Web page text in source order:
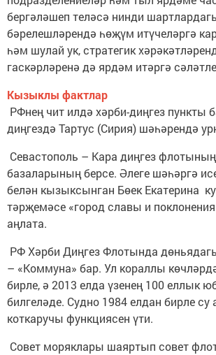
бергәләшеп теләсә нинди
бәрелешләрендә һөҗүм итүчеләргә
һәм шулай ук, стратегик
гаскәрләренә дә ярдәм итәргә
Кызыклы фактлар
РФнең чит илдә хәрби-диңгез пункты
диңгездә Тартус (Сирия) шәһәрендә
Севастополь – Кара диңгез
базаларының берсе. Әлеге шәһәргә
белән кызыксынган Бөек Екатерина
тәрҗемәсе «город славы и
аңлата.
РФ Хәрби Диңгез Флотында
– «Коммуна» бар. Ул кораллы
бирле, ә 2013 елда үзенең 100 еллык
билгеләде. Судно 1984 елдан бирле
коткаручы функциясен үти.
Совет моряклары шаяртып совет